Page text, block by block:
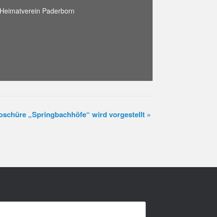
Heimatverein Paderborn
„Springbachhöfe“ wird vorgestellt »